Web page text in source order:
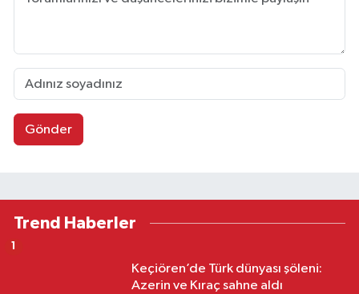
Gönder
Trend Haberler
Keçiören’de Türk dünyası şöleni:
Azerin ve Kıraç sahne aldı
1